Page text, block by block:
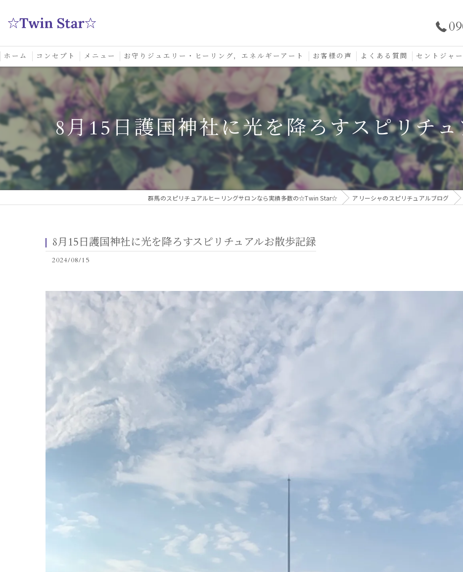
ホーム コンセプト メニュー
スクール
お守りジュエリー・ヒーリング，エネルギーアート お客様の声
口コミ
よくある質問 セントジャ
セントジャ
セントジャ
お守りジュ
8月15日護国神社に光を降ろすスピリチ
群馬のスピリチュアルヒーリングサロンなら実績多数の☆Twin Star☆ アリーシャのスピリチュアルブログ
8月15日護国神社に光を降ろすスピリチュアルお散歩記録
2024/08/15